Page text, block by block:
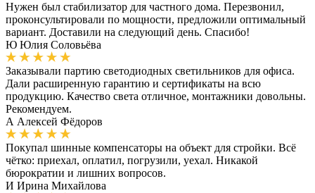
Нужен был стабилизатор для частного дома. Перезвонил,
проконсультировали по мощности, предложили оптимальный
вариант. Доставили на следующий день. Спасибо!
Ю Юлия Соловьёва
Заказывали партию светодиодных светильников для офиса.
Дали расширенную гарантию и сертификаты на всю
продукцию. Качество света отличное, монтажники довольны.
Рекомендуем.
А Алексей Фёдоров
Покупал шинные компенсаторы на объект для стройки. Всё
чётко: приехал, оплатил, погрузили, уехал. Никакой
бюрократии и лишних вопросов.
И Ирина Михайлова